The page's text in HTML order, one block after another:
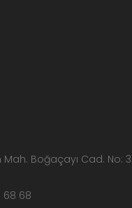
Boğaçayı Cad. No:
68 68